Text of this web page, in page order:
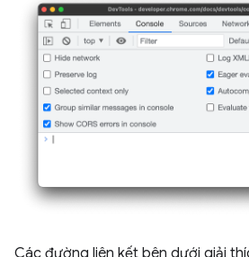
Các đường liên kết bên dưới giải